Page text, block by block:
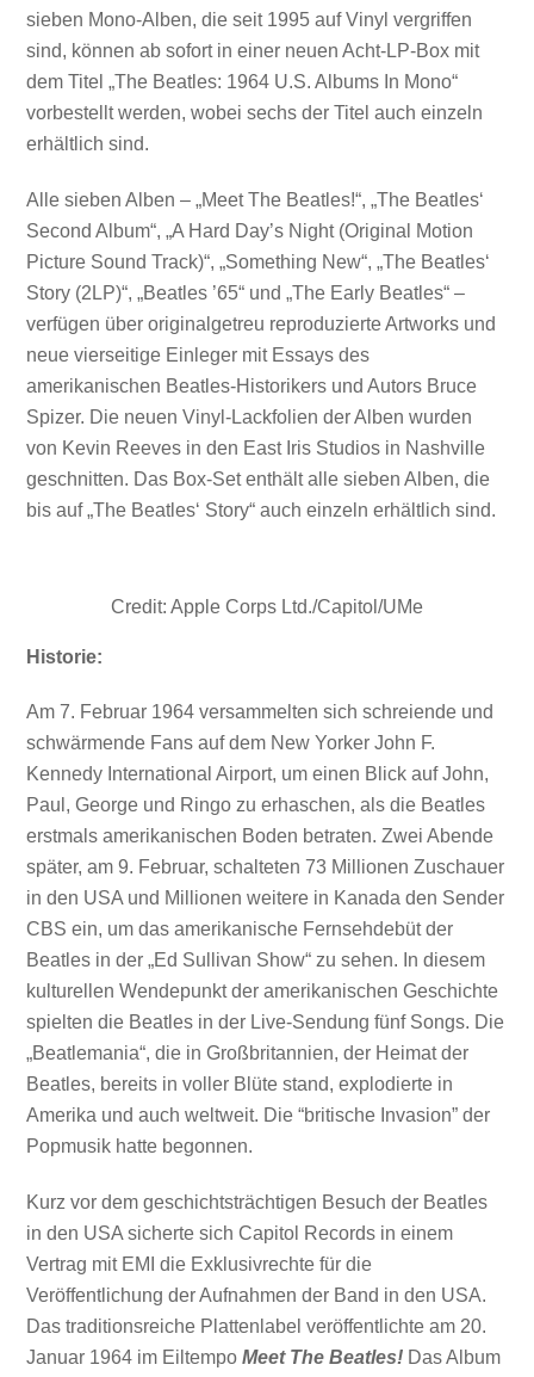
sieben Mono-Alben, die seit 1995 auf Vinyl vergriffen
sind, können ab sofort in einer neuen Acht-LP-Box mit
dem Titel „The Beatles: 1964 U.S. Albums In Mono“
vorbestellt werden, wobei sechs der Titel auch einzeln
erhältlich sind.
Alle sieben Alben – „Meet The Beatles!“, „The Beatles‘
Second Album“, „A Hard Day’s Night (Original Motion
Picture Sound Track)“, „Something New“, „The Beatles‘
Story (2LP)“, „Beatles ’65“ und „The Early Beatles“ –
verfügen über originalgetreu reproduzierte Artworks und
neue vierseitige Einleger mit Essays des
amerikanischen Beatles-Historikers und Autors Bruce
Spizer. Die neuen Vinyl-Lackfolien der Alben wurden
von Kevin Reeves in den East Iris Studios in Nashville
geschnitten. Das Box-Set enthält alle sieben Alben, die
bis auf „The Beatles‘ Story“ auch einzeln erhältlich sind.
Credit: Apple Corps Ltd./Capitol/UMe
Historie:
Am 7. Februar 1964 versammelten sich schreiende und
schwärmende Fans auf dem New Yorker John F.
Kennedy International Airport, um einen Blick auf John,
Paul, George und Ringo zu erhaschen, als die Beatles
erstmals amerikanischen Boden betraten. Zwei Abende
später, am 9. Februar, schalteten 73 Millionen Zuschauer
in den USA und Millionen weitere in Kanada den Sender
CBS ein, um das amerikanische Fernsehdebüt der
Beatles in der „Ed Sullivan Show“ zu sehen. In diesem
kulturellen Wendepunkt der amerikanischen Geschichte
spielten die Beatles in der Live-Sendung fünf Songs. Die
„Beatlemania“, die in Großbritannien, der Heimat der
Beatles, bereits in voller Blüte stand, explodierte in
Amerika und auch weltweit. Die “britische Invasion” der
Popmusik hatte begonnen.
Kurz vor dem geschichtsträchtigen Besuch der Beatles
in den USA sicherte sich Capitol Records in einem
Vertrag mit EMI die Exklusivrechte für die
Veröffentlichung der Aufnahmen der Band in den USA.
Das traditionsreiche Plattenlabel veröffentlichte am 20.
Januar 1964 im EiltempoMeet The Beatles! Das Album